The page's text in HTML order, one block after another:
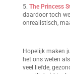
5. The Princess
daardoor toch
onrealistisch,
Hopelijk maken
het ons weten
veel liefde,